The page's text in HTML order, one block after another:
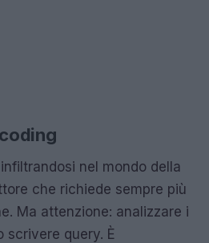
nel mondo della
che richiede sempre più
Ma attenzione: analizzare i
scrivere query. È